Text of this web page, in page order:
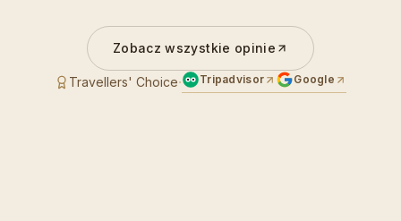
Zobacz wszystkie opinie
Travellers' Choice· Tripadvisor Google